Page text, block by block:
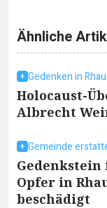
Ähnliche
Gedenken in
Holocaust-
Albrecht
Gemeinde
Opfer in
beschädigt